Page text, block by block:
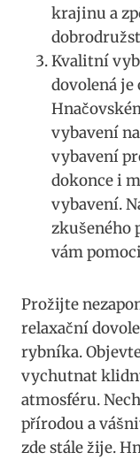
krajinu a
Kvalitní
dovolená
vybavení
vybavení
dokonce i
vybavení.
zkušeného
vám
Prožijte
relaxační
rybníka.
vychutnat
atmosféru.
přírodou a
zde stále žije.